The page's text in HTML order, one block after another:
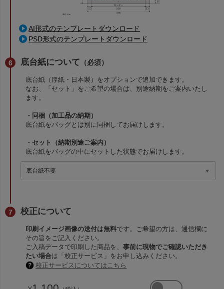
AI形式のテンプレートダウンロード
PSD形式のテンプレートダウンロード
底台紙について （必須）
底台紙（厚紙・日本製）をオプションで追加できます。
なお、「セット」をご希望の場合は、別途納期をご案内いたし
ます。
・同梱（加工品の納期）
底台紙をバッグとは別に同梱してお届けします。
・セット（納期別途ご案内）
底台紙をバッグの中にセットした状態でお届けします。
校正について
印刷イメージ画像の送付は無料です。ご希望の方は、通信欄に
その旨をご記入ください。
ご入稿データで印刷した商品を、事前に現物でご確認いただき
たい場合は「校正サービス」をお申し込みください。
校正サービスについてはこちら